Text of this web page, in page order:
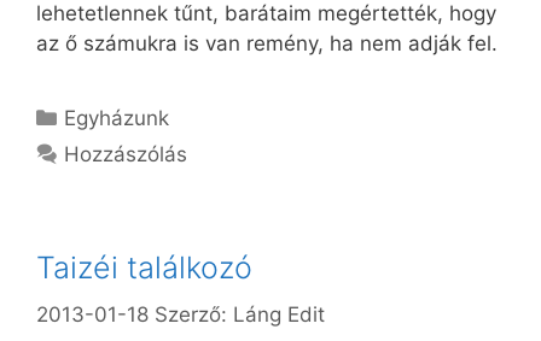
lehetetlennek tűnt, barátaim megértették, hogy
az ő számukra is van remény, ha nem adják fel.
Kategória
Egyházunk
Hozzászólás
Taizéi találkozó
2013-01-18 Szerző: Láng Edit